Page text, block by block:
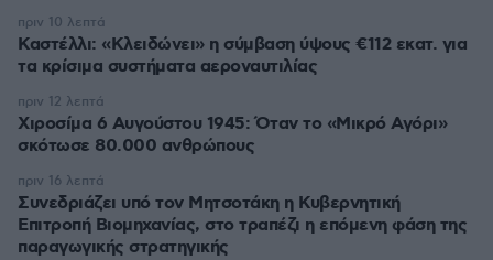
Καστέλλι: «Κλειδώνει» η σύμβαση ύψους €112 εκατ. για
τα κρίσιμα συστήματα αεροναυτιλίας
πριν 10 λεπτά
Χιροσίμα 6 Αυγούστου 1945: Όταν το «Μικρό Αγόρι»
σκότωσε 80.000 ανθρώπους
πριν 12 λεπτά
Συνεδριάζει υπό τον Μητσοτάκη η Κυβερνητική
Επιτροπή Βιομηχανίας, στο τραπέζι η επόμενη φάση της
παραγωγικής στρατηγικής
πριν 16 λεπτά